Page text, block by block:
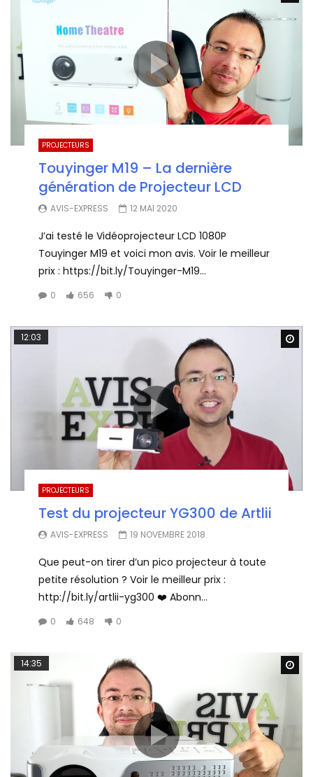
PROJECTEURS
Touyinger M19 – La dernière
génération de Projecteur LCD
AVIS-EXPRESS 12 MAI 2020
J’ai testé le Vidéoprojecteur LCD 1080P
Touyinger M19 et voici mon avis. Voir le meilleur
prix : https://bit.ly/Touyinger-M19...
0 656 0
12:03
PROJECTEURS
Test du projecteur YG300 de Artlii
AVIS-EXPRESS 19 NOVEMBRE 2018
Que peut-on tirer d’un pico projecteur à toute
petite résolution ? Voir le meilleur prix :
http://bit.ly/artlii-yg300 ❤️ Abonn...
0 648 0
14:35